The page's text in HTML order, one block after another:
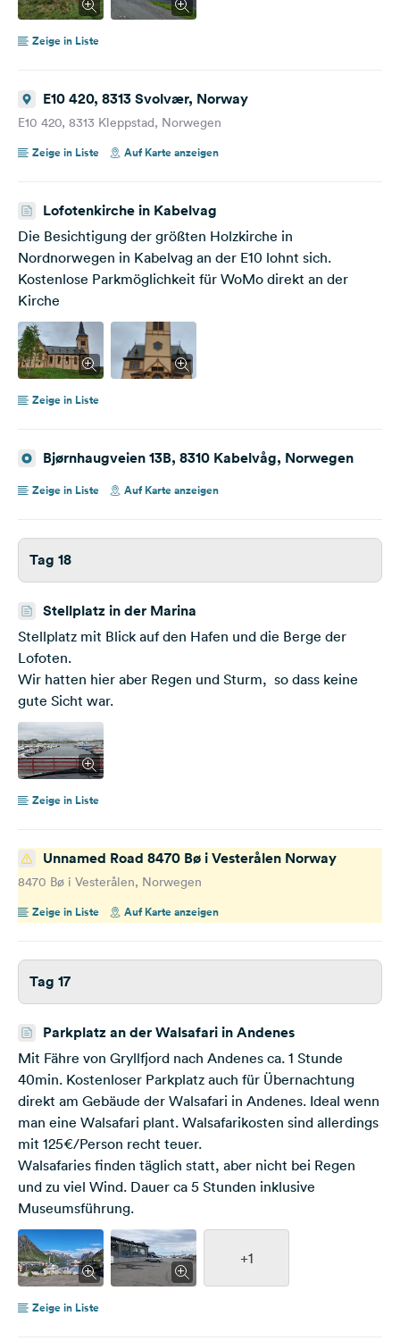
Zeige in Liste
E10 420, 8313 Svolvær, Norway
E10 420, 8313 Kleppstad, Norwegen
Zeige in Liste
Auf Karte anzeigen
Lofotenkirche in Kabelvag
Die Besichtigung der größten Holzkirche in
Nordnorwegen in Kabelvag an der E10 lohnt sich.
Kostenlose Parkmöglichkeit für WoMo direkt an der
Kirche
Zeige in Liste
Bjørnhaugveien 13B, 8310 Kabelvåg, Norwegen
Zeige in Liste Auf Karte anzeigen
Tag 18
Stellplatz in der Marina
Stellplatz mit Blick auf den Hafen und die Berge der
Lofoten.
Wir hatten hier aber Regen und Sturm, so dass keine
gute Sicht war.
Zeige in Liste
Unnamed Road 8470 Bø i Vesterålen Norway
8470 Bø i Vesterålen, Norwegen
Zeige in Liste
Auf Karte anzeigen
Tag 17
Parkplatz an der Walsafari in Andenes
Mit Fähre von Gryllfjord nach Andenes ca. 1 Stunde
40min. Kostenloser Parkplatz auch für Übernachtung
direkt am Gebäude der Walsafari in Andenes. Ideal wenn
man eine Walsafari plant. Walsafarikosten sind allerdings
mit 125€/Person recht teuer.
Walsafaries finden täglich statt, aber nicht bei Regen
und zu viel Wind. Dauer ca 5 Stunden inklusive
Museumsführung.
+1
Zeige in Liste